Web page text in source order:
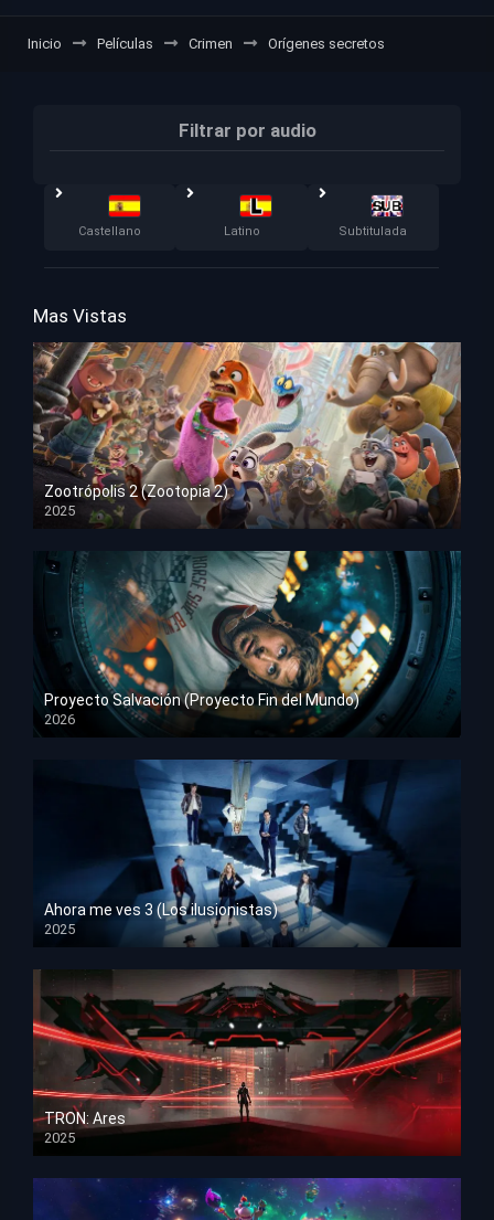
Inicio Películas Crimen Orígenes secretos
Filtrar por audio
Castellano Latino Subtitulada
Mas Vistas
Zootrópolis 2 (Zootopia 2)
2025
HD 1080p
Proyecto Salvación (Proyecto Fin del Mundo)
2026
HD 1080p
Ahora me ves 3 (Los ilusionistas)
2025
HD 1080p
TRON: Ares
2025
HD 1080p